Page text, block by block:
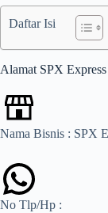
Daftar Isi
Alamat SPX
Nama Bisnis : SPX
No Tlp/Hp :